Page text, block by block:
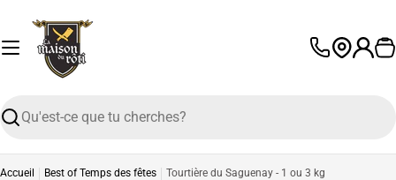
contenu
Recherche
L
u
Accueil Best of Temps des fêtes Tourtière du Saguenay - 1 ou 3 kg